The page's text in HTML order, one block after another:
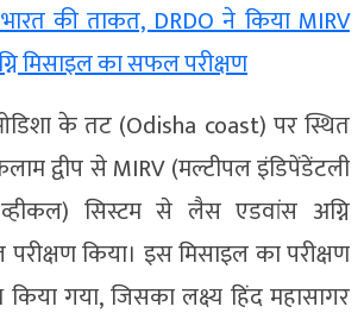
की ताकत, DRDO ने किया MIRV
मिसाइल का सफल परीक्षण
के तट (Odisha coast) पर स्थित
द्वीप से MIRV (मल्टीपल इंडिपेंडेंटली
व्हीकल) सिस्टम से लैस एडवांस अग्नि
किया। इस मिसाइल का परीक्षण
गया, जिसका लक्ष्य हिंद महासागर